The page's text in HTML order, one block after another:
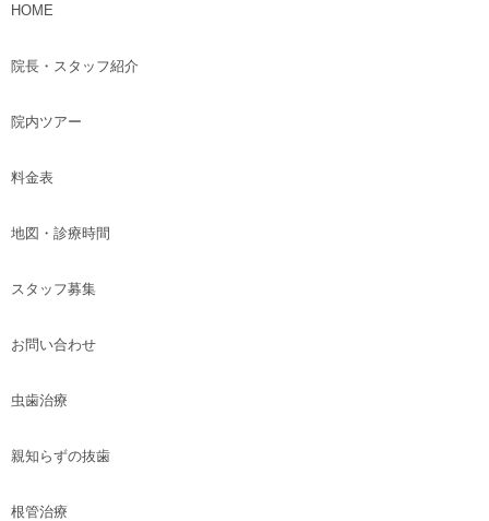
HOME
院長・スタッフ紹介
院内ツアー
料金表
地図・診療時間
スタッフ募集
お問い合わせ
虫歯治療
親知らずの抜歯
根管治療